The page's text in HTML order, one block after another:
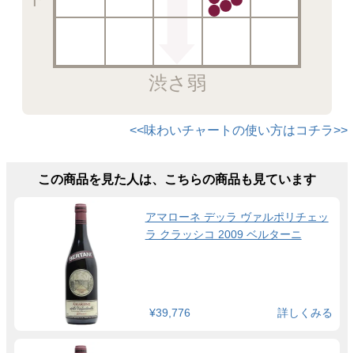
渋さ弱
<<味わいチャートの使い方はコチラ>>
この商品を見た人は、こちらの商品も見ています
アマローネ デッラ ヴァルポリチェッ
ラ クラッシコ 2009 ベルターニ
¥39,776 詳しくみる